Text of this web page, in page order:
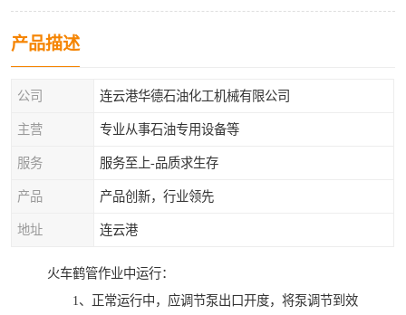
产品描述
公司 连云港华德石油化工机械有限公司
主营 专业从事石油专用设备等
服务 服务至上-品质求生存
产品 产品创新，行业领先
地址 连云港
火车鹤管作业中运行：
1、正常运行中，应调节泵出口开度，将泵调节到效